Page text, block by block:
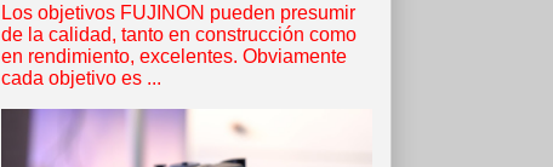
Los objetivos FUJINON pueden presumir
de la calidad, tanto en construcción como
en rendimiento, excelentes. Obviamente
cada objetivo es ...